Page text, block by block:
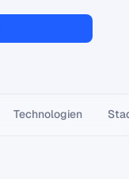
Technologien